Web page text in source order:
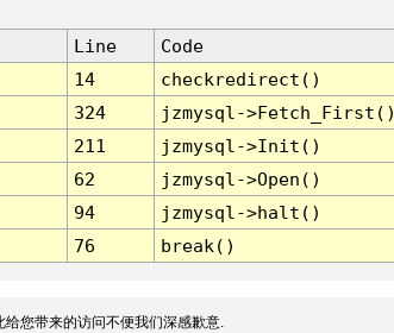
Line
Code
14
checkredirect()
324
jzmysql-
211
jzmysql->Init()
62
jzmysql->Open()
94
jzmysql->halt()
76 break()
您带来的访问不便我们深感歉意.